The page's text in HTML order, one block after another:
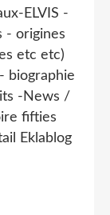
ELVIS -
- origines
etc etc)
biographie
-News /
fifties
Eklablog